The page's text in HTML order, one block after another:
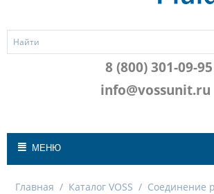
8 (800) 301-09-95
info@vossunit.ru
МЕНЮ
Главная / Каталог VOSS / Соединение